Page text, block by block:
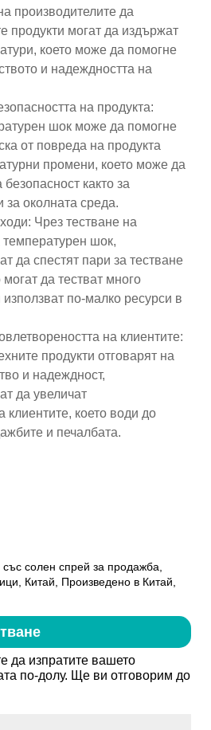
производителите да
продукти могат да издържат
което може да помогне
и надеждността на
на продукта:
шок може да помогне
от повреда на продукта
промени, което може да
както за
за околната среда.
Чрез тестване на
температурен шок,
да спестят пари за тестване
да тестват много
по-малко ресурси в
на клиентите:
продукти отговарят на
и надеждност,
да увеличат
клиентите, което води до
и печалбата.
солен спрей за продажба,
Китай, Произведено в Китай,
да изпратите вашето
по-долу. Ще ви отговорим до